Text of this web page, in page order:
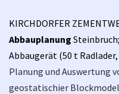
KIRCHDORFER
Abbauplanung
Abbaugerät (50 t
Planung und
geostatischier